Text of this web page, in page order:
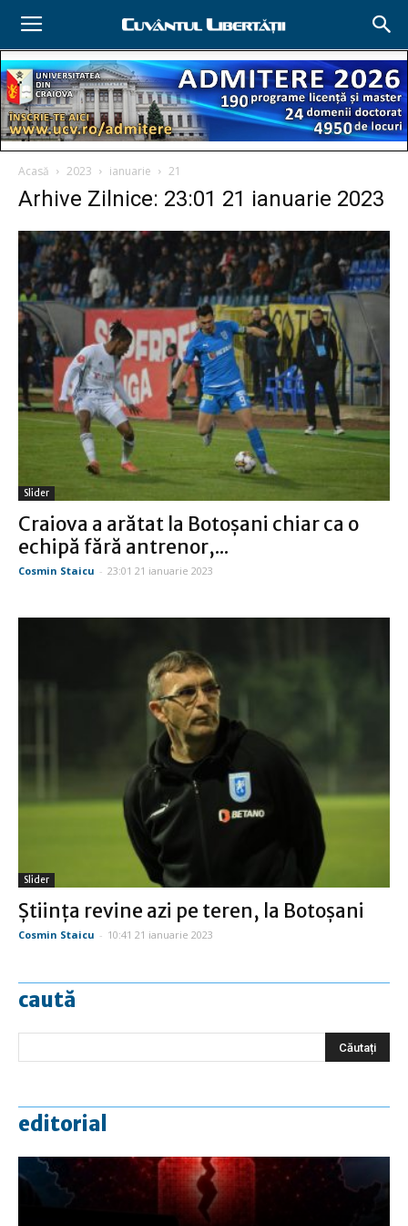
Acasă 2023 ianuarie 21
Arhive Zilnice: 23:01 21 ianuarie 2023
Slider
Craiova a arătat la Botoşani chiar ca o
echipă fără antrenor,...
Cosmin Staicu - 23:01 21 ianuarie 2023
Slider
Ştiinţa revine azi pe teren, la Botoşani
Cosmin Staicu - 10:41 21 ianuarie 2023
caută
editorial